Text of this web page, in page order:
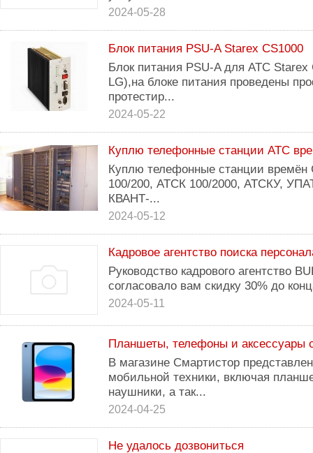
2024-05-28
Блок питания PSU-A Starex CS1000
Блок питания PSU-A для АТС
LG),на блоке питания проведены
протестир...
2024-05-22
Куплю телефонные станции АТС
Куплю телефонные станции
100/200, АТСК 100/2000, АТСКУ,
КВАНТ-...
2024-05-12
Кадровое агентство поиска
Руководство кадрового агентство
согласовало вам скидку 30% до
2024-05-11
Планшеты, телефоны и аксессуары
В магазине Смартистор
мобильной техники, включая
наушники, а так...
2024-04-25
Не удалось дозвониться